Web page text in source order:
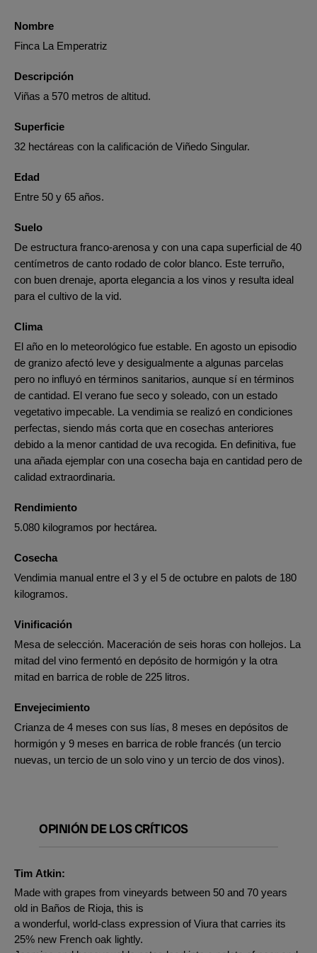
Nombre
Finca La Emperatriz
Descripción
Viñas a 570 metros de altitud.
Superficie
32 hectáreas con la calificación de Viñedo Singular.
Edad
Entre 50 y 65 años.
Suelo
De estructura franco-arenosa y con una capa superficial de 40
centímetros de canto rodado de color blanco. Este terruño,
con buen drenaje, aporta elegancia a los vinos y resulta ideal
para el cultivo de la vid.
Clima
El año en lo meteorológico fue estable. En agosto un episodio
de granizo afectó leve y desigualmente a algunas parcelas
pero no influyó en términos sanitarios, aunque sí en términos
de cantidad. El verano fue seco y soleado, con un estado
vegetativo impecable. La vendimia se realizó en condiciones
perfectas, siendo más corta que en cosechas anteriores
debido a la menor cantidad de uva recogida. En definitiva, fue
una añada ejemplar con una cosecha baja en cantidad pero de
calidad extraordinaria.
Rendimiento
5.080 kilogramos por hectárea.
Cosecha
Vendimia manual entre el 3 y el 5 de octubre en palots de 180
kilogramos.
Vinificación
Mesa de selección. Maceración de seis horas con hollejos. La
mitad del vino fermentó en depósito de hormigón y la otra
mitad en barrica de roble de 225 litros.
Envejecimiento
Crianza de 4 meses con sus lías, 8 meses en depósitos de
hormigón y 9 meses en barrica de roble francés (un tercio
nuevas, un tercio de un solo vino y un tercio de dos vinos).
OPINIÓN DE LOS CRÍTICOS
Tim Atkin:
Made with grapes from vineyards between 50 and 70 years
old in Baños de Rioja, this is
a wonderful, world-class expression of Viura that carries its
25% new French oak lightly.